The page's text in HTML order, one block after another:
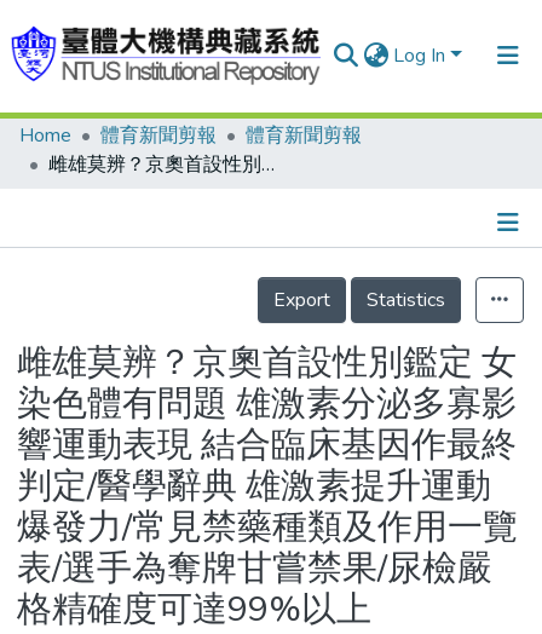
Log In
Communities & Collections
Statistics
Home 體育新聞剪報
體育新聞剪報
雌雄莫辨？京奧首設性別鑑定 女染色體有問題 雄激素分泌多寡影響運動表現 結合臨床基因作最終判定/醫學辭典 雄激素提升運動爆發力/常見禁藥種類及作用一覽表/選手為奪牌甘嘗禁果/尿檢嚴格精確度可達99%以上
Details
Export
Statistics
雌雄莫辨？京奧首設性別鑑定 女
染色體有問題 雄激素分泌多寡影
響運動表現 結合臨床基因作最終
判定/醫學辭典 雄激素提升運動
爆發力/常見禁藥種類及作用一覽
表/選手為奪牌甘嘗禁果/尿檢嚴
格精確度可達99%以上